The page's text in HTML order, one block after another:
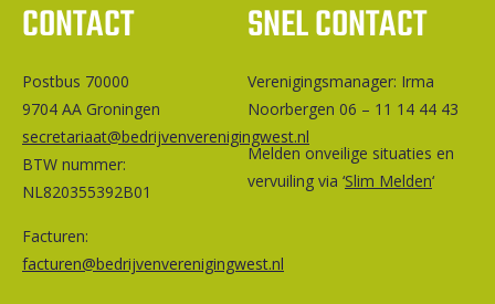
CONTACT
Postbus 70000
9704 AA Groningen
secretariaat@bedrijvenverenigingwest.nl
BTW nummer:
NL820355392B01
Facturen:
facturen@bedrijvenverenigingwest.nl
SNEL CONTACT
Ver­e­ni­gings­ma­na­ger: Irma
Noorbergen 06 – 11 14 44 43
Melden onveilige situaties en
vervuiling via ‘Slim Melden‘